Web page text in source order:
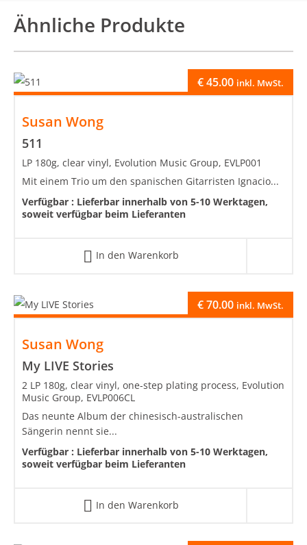
Ähnliche Produkte
Susan Wong
511
€45.00 inkl. MwSt.
LP 180g, clear vinyl, Evolution Music Group, EVLP001
Mit einem Trio um den spanischen Gitarristen Ignacio...
Verfügbar : Lieferbar innerhalb von 5-10 Werktagen,
soweit verfügbar beim Lieferanten
In den Warenkorb
Susan Wong
My LIVE Stories
€70.00 inkl. MwSt.
2 LP 180g, clear vinyl, one-step plating process, Evolution
Music Group, EVLP006CL
Das neunte Album der chinesisch-australischen
Sängerin nennt sie...
Verfügbar : Lieferbar innerhalb von 5-10 Werktagen,
soweit verfügbar beim Lieferanten
In den Warenkorb